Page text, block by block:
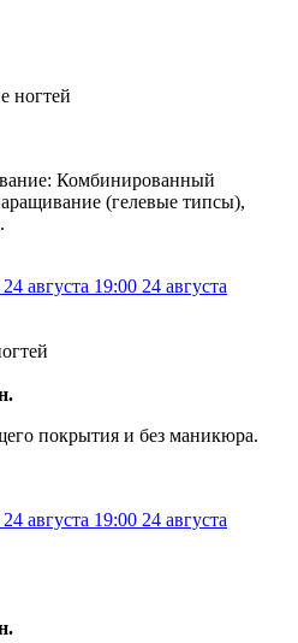
ногтей
Комбинированный
(гелевые типсы),
24 августа 19:00 24 августа
покрытия и без маникюра.
24 августа 19:00 24 августа